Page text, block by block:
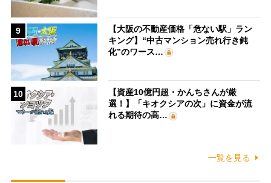
9
【大阪の不動産価格「危ない駅」ラン
キング】“中古マンション売れ行き鈍
化”のワース…
10
【資産10億円超・かんちさんが厳
選！】「キオクシアの次」に資金が流
れる期待の高…
一覧を見る